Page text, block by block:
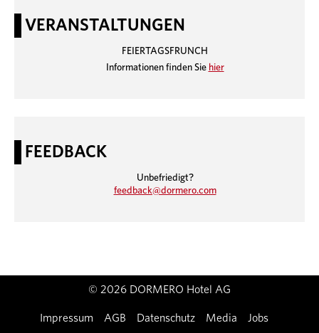
VERANSTALTUNGEN
FEIERTAGSFRUNCH
Informationen finden Sie hier
FEEDBACK
Unbefriedigt?
feedback@dormero.com
© 2026 DORMERO Hotel AG
Impressum AGB Datenschutz Media Jobs